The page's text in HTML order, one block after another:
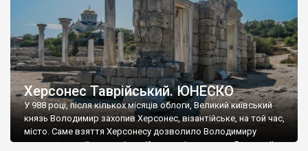
Херсонес Таврійський. ЮНЕСКО
У 988 році, після кількох місяців облоги, Великий київський
князь Володимир захопив Херсонес, візантійське, на той час,
місто. Саме взяття Херсонесу дозволило Володимиру
диктувати свої умови візантійському імператору Василю ІІ, та